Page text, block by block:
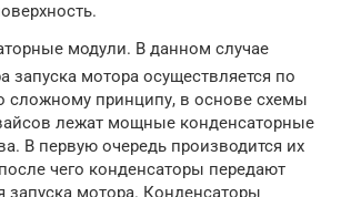
модули. В данном случае
запуска мотора осуществляется по
сложному принципу, в основе схемы
лежат мощные конденсаторные
В первую очередь производится их
чего конденсаторы передают
запуска мотора. Конденсаторы